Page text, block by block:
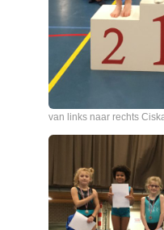
van links naar rechts